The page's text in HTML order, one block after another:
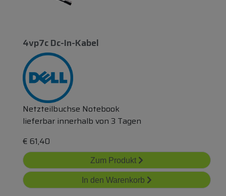
4vp7c Dc-In-Kabel
Netzteilbuchse Notebook
lieferbar innerhalb von 3 Tagen
€ 61,40
Zum Produkt
In den Warenkorb